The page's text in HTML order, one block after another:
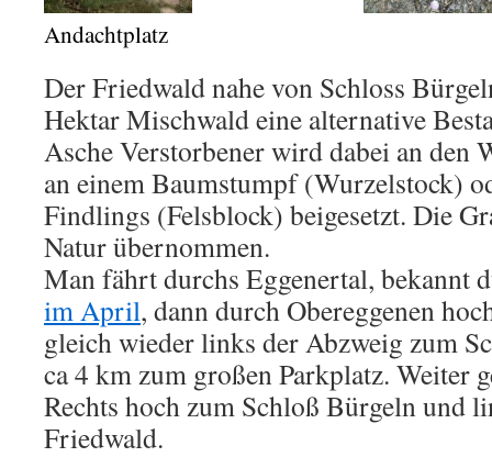
Andachtplatz
Der Friedwald nahe von Schloss
Hektar Mischwald eine alternative
Asche Verstorbener wird dabei an den
an einem Baumstumpf (Wurzelstock)
Findlings (Felsblock) beigesetzt. Die
Natur übernommen.
Man fährt durchs Eggenertal, bekannt
im April, dann durch Obereggenen
gleich wieder links der Abzweig zum
ca 4 km zum großen Parkplatz. Weiter
Rechts hoch zum Schloß Bürgeln und
Friedwald.